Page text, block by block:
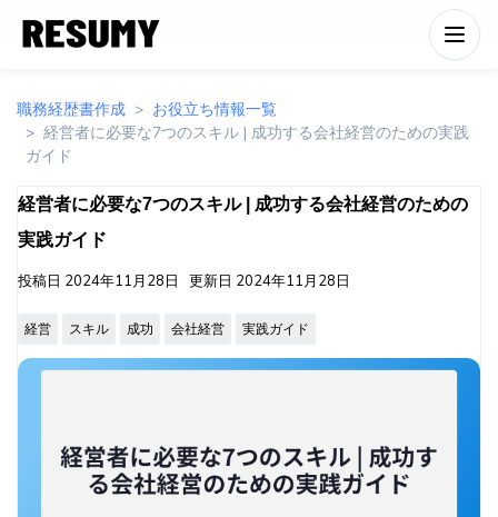
職務経歴書作成
お役立ち情報一覧
経営者に必要な7つのスキル | 成功する会社経営のための実践
ガイド
経営者に必要な7つのスキル | 成功する会社経営のための
実践ガイド
投稿日 2024年11月28日 更新日 2024年11月28日
経営 スキル 成功 会社経営 実践ガイド